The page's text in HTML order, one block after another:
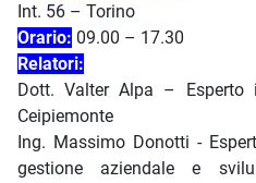
Int. 56 – Torino
Orario: 09.00 – 17.30
Relatori:
Dott. Valter Alpa – Esperto
Ceipiemonte
Ing. Massimo Donotti -
gestione aziendale e